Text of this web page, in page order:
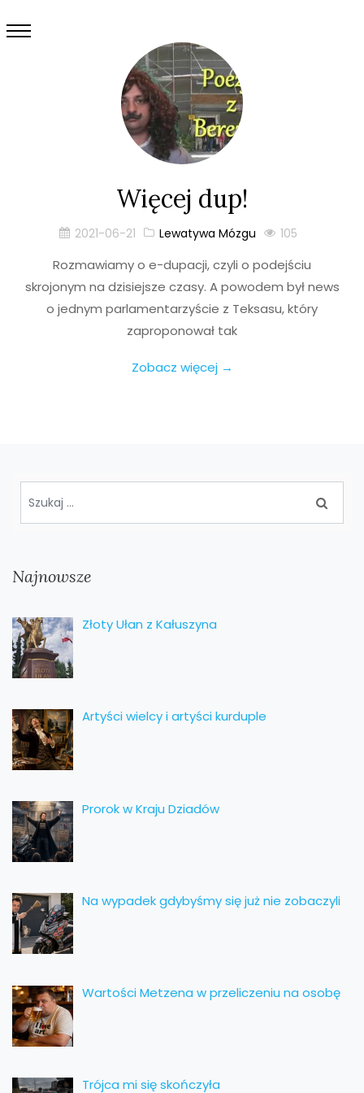
Więcej dup!
2021-06-21 Lewatywa Mózgu 105
Rozmawiamy o e-dupacji, czyli o podejściu
skrojonym na dzisiejsze czasy. A powodem był news
o jednym parlamentarzyście z Teksasu, który
zaproponował tak
Zobacz więcej →
Najnowsze
Złoty Ułan z Kałuszyna
Artyści wielcy i artyści kurduple
Prorok w Kraju Dziadów
Na wypadek gdybyśmy się już nie zobaczyli
Wartości Metzena w przeliczeniu na osobę
Trójca mi się skończyła